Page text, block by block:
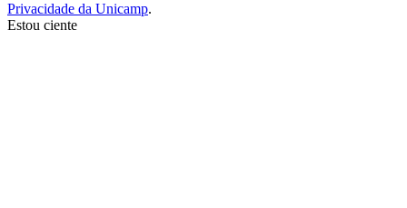
Privacidade da Unicamp.
Estou ciente